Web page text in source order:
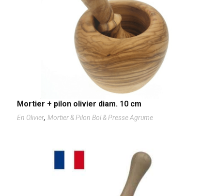
Mortier + pilon olivier diam. 10 cm
En Olivier, Mortier & Pilon Bol & Presse Agrume